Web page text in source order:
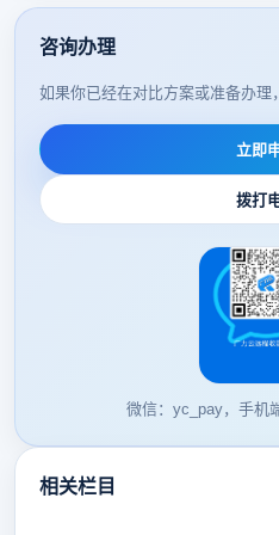
咨询办理
如果你已经在对比方案或准备办理
立即
拨打
微信：yc_pay，手机
相关栏目